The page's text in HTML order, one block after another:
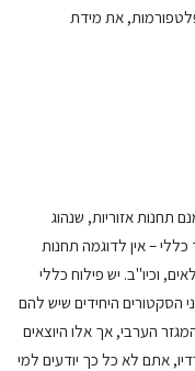
את מידת
תחנות אזוריות, שנהוג
– אין לדוגמה תחנות
וכיו"ב. יש פילוח כללי
היחידים שיש להם
הערבי, אך אלו היוצאים
אתם לא כל כך יודעים למי